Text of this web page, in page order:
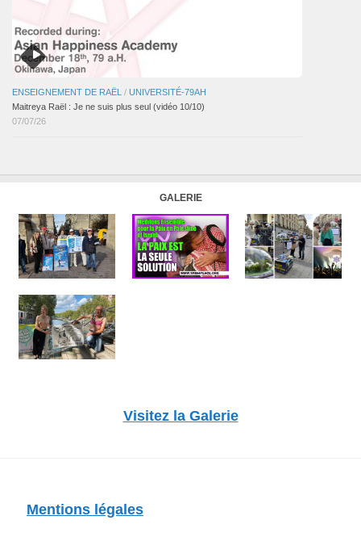
ENSEIGNEMENT DE RAËL / UNIVERSITÉ-79AH
Maitreya Raël : Je ne suis plus seul (vidéo 10/10)
07/07/26
GALERIE
Visitez la Galerie
Mentions légales